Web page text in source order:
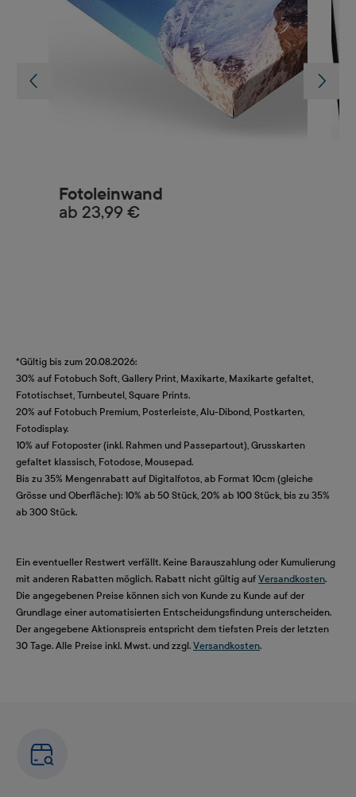
Fotoleinwand
ab 23,99 €
*Gültig bis zum 20.08.2026:
30% auf Fotobuch Soft, Gallery Print, Maxikarte, Maxikarte gefaltet,
Fototischset, Turnbeutel, Square Prints.
20% auf Fotobuch Premium, Posterleiste, Alu-Dibond, Postkarten,
Fotodisplay.
10% auf Fotoposter (inkl. Rahmen und Passepartout), Grusskarten
gefaltet klassisch, Fotodose, Mousepad.
Bis zu 35% Mengenrabatt auf Digitalfotos, ab Format 10cm (gleiche
Grösse und Oberfläche): 10% ab 50 Stück, 20% ab 100 Stück, bis zu 35%
ab 300 Stück.
Ein eventueller Restwert verfällt. Keine Barauszahlung oder Kumulierung
mit anderen Rabatten möglich. Rabatt nicht gültig auf Versandkosten.
Die angegebenen Preise können sich von Kunde zu Kunde auf der
Grundlage einer automatisierten Entscheidungsfindung unterscheiden.
Der angegebene Aktionspreis entspricht dem tiefsten Preis der letzten
30 Tage. Alle Preise inkl. Mwst. und zzgl. Versandkosten.